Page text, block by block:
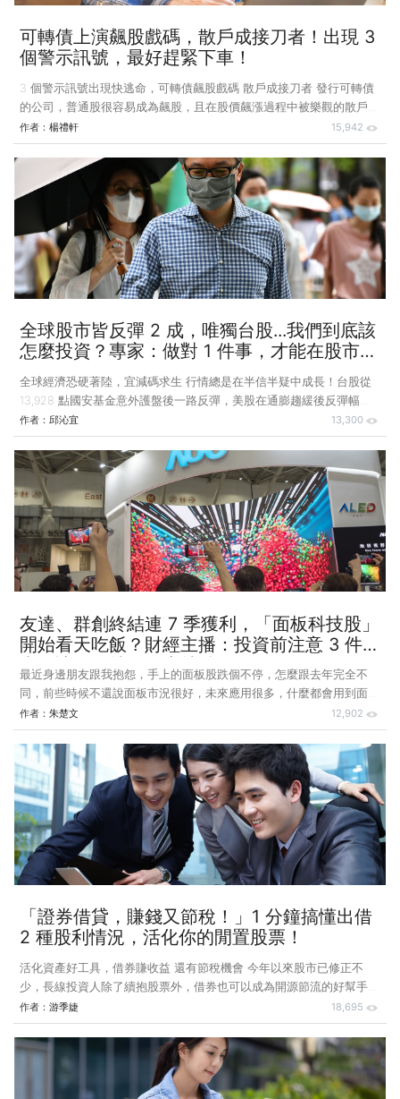
可轉債上演飆股戲碼，散戶成接刀者！出現 3
個警示訊號，最好趕緊下車！
3 個警示訊號出現快逃命，可轉債飆股戲碼 散戶成接刀者 發行可轉債
的公司，普通股很容易成為飆股，且在股價飆漲過程中被樂觀的散戶買
走，當你看到 3 個訊號在有發行可轉債的普通股發生時，最好趕快下
車。 從 2014 年開始，我將有價證券信託出借給市場上的法人機構等，
因此注意到長期出借的股票大部分都有發行可轉債，且在可轉債發行期
間，股價常會暴漲暴跌。 於是我開始深入研究，發現原來大部分發行
可轉債的公司，發行可轉債時壓根就沒打算還錢。要如何不還錢呢？當
普通股股價超過可轉債轉換價格時，持有可轉債的人就能獲得利益，於
是會將之轉換成普通股賺取價差。 全數轉換完畢，
作者： 楊禮軒 15,942
全球股市皆反彈 2 成，唯獨台股...我們到底該
怎麼投資？專家：做對 1 件事，才能在股市存
活！
全球經濟恐硬著陸，宜減碼求生 行情總是在半信半疑中成長！台股從
13,928 點國安基金意外護盤後一路反彈，美股在通膨趨緩後反彈幅度
更甚台股。事實上，最近全球股市除台股以外，反彈幅度都來到 2 成
左右，相較之下，台股的反彈幅度還算是落後的。部分券商甚至預告接
下來還有 2,000 點以上大行情，是否實現不知道，但部分個股確實已出
現彷彿千點行情的大反彈。 美股台股的反彈到底能夠走多久？所有的
利空真的都鈍化了嗎？不管是台灣還是美國的經濟數據都顯示，景氣往
下走幾乎是確定的，美國的 2 年期跟 10 年期公債殖利率持續倒掛，代
表衰退的風險增加，台灣主計處也下修了明（2023）年的
作者： 邱沁宜 13,300
友達、群創終結連 7 季獲利，「面板科技股」
開始看天吃飯？財經主播：投資前注意 3 件
事，讓你買就漲、賣就跌！
最近身邊朋友跟我抱怨，手上的面板股跌個不停，怎麼跟去年完全不
同，前些時候不還說面板市況很好，未來應用很多，什麼都會用到面
板，怎麼一瞬間風雲變色？ 面板股也是景氣循環股？ 我笑笑跟他
說，你知道面板屬於景氣循環股嗎？當景氣好時，面板當然好棒棒，但
現在聯準會升息，又有烏惡戰爭干擾，加上中國疫情封成，未來經濟前
景雜音很大，面板屬於景氣敏感的產業，當然波動就會很大。近期台灣
面板雙虎友達、群創就終結連七季獲利，開始出現虧損，原本預期第三
季將是傳統旺季，現在也顯得充滿挑戰。 原來科技股也有景氣循環
股？其實不只是面板，包括記憶體，甚至某種程度我個人認為二線的晶
圓代工，
作者： 朱楚文 12,902
「證券借貸，賺錢又節稅！」1 分鐘搞懂出借
2 種股利情況，活化你的閒置股票！
活化資產好工具，借券賺收益 還有節稅機會 今年以來股市已修正不
少，長線投資人除了續抱股票外，借券也可以成為開源節流的好幫手，
活化自己閒置的股票，一起度過市場逆風。 今（2022）年以來截至 7
月 1 日，台灣加權股價指數已下跌 21.5%，部分投資人忍痛停損，但也
有人勇敢續抱，專注長線投資。此時，想要活化自己閒置的股票，借券
就是一個不錯的方式，藉由出借股票收取利息，可替自己在股市不佳時
創造另一條金流。 借券，全名為「有價證券借貸」，由出借人借出股
作者： 游季婕 18,695